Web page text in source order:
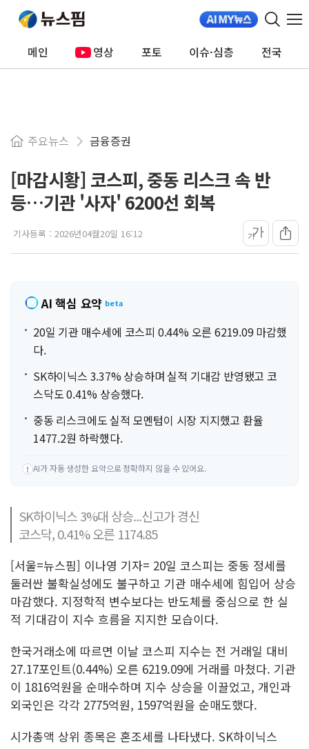
메인 영상 포토 이슈·심층 전국
주요뉴스 금융증권
[마감시황] 코스피, 중동 리스크 속 반
등…기관 '사자' 6200선 회복
기사등록 : 2026년04월20일 16:12 가가
AI 핵심 요약 beta
20일 기관 매수세에 코스피 0.44% 오른 6219.09 마감했
다.
SK하이닉스 3.37% 상승하며 실적 기대감 반영됐고 코
스닥도 0.41% 상승했다.
중동 리스크에도 실적 모멘텀이 시장 지지했고 환율
1477.2원 하락했다.
! AI가 자동 생성한 요약으로 정확하지 않을 수 있어요.
SK하이닉스 3%대 상승...신고가 경신
코스닥, 0.41% 오른 1174.85
[서울=뉴스핌] 이나영 기자= 20일 코스피는 중동 정세를
둘러싼 불확실성에도 불구하고 기관 매수세에 힘입어 상승
마감했다. 지정학적 변수보다는 반도체를 중심으로 한 실
적 기대감이 지수 흐름을 지지한 모습이다.
한국거래소에 따르면 이날 코스피 지수는 전 거래일 대비
27.17포인트(0.44%) 오른 6219.09에 거래를 마쳤다. 기관
이 1816억원을 순매수하며 지수 상승을 이끌었고, 개인과
외국인은 각각 2775억원, 1597억원을 순매도했다.
시가총액 상위 종목은 혼조세를 나타냈다. SK하이닉스